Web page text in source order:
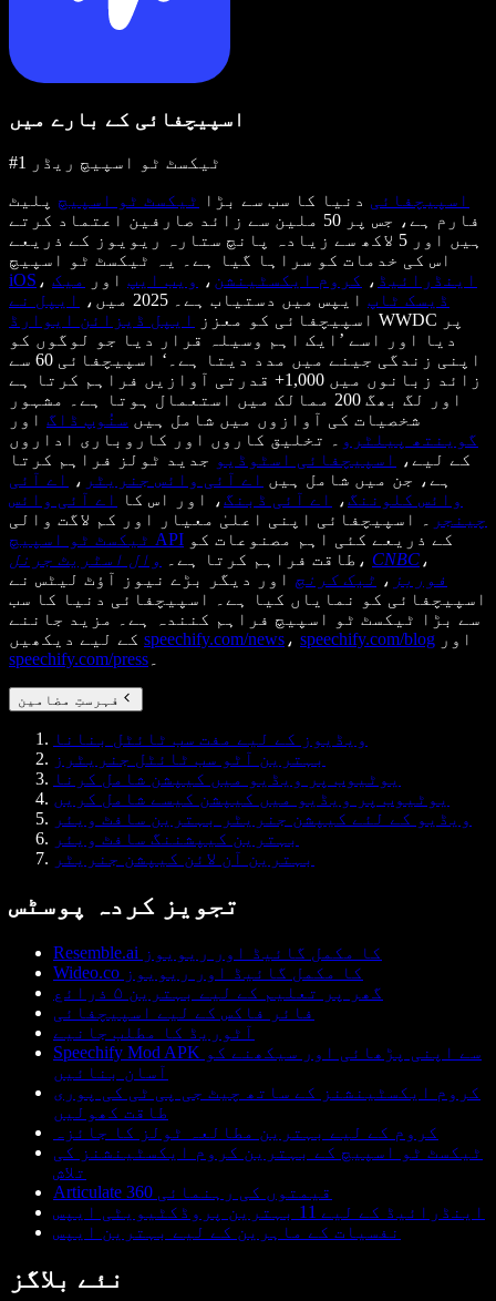
اسپیچفائی کے بارے میں
#1 ٹیکسٹ ٹو اسپیچ ریڈر
اسپیچفائی دنیا کا سب سے بڑا ٹیکسٹ ٹو اسپیچ پلیٹ
فارم ہے، جس پر 50 ملین سے زائد صارفین اعتماد کرتے
ہیں اور 5 لاکھ سے زیادہ پانچ ستارہ ریویوز کے ذریعے
اس کی خدمات کو سراہا گیا ہے۔ یہ ٹیکسٹ ٹو اسپیچ
iOS ، اینڈرائیڈ ، کروم ایکسٹینشن ، ویب ایپ اور
میک
ڈیسک ٹاپ ایپس میں دستیاب ہے۔ 2025 میں،
ایپل نے
اسپیچفائی کو معزز
ایپل ڈیزائن ایوارڈ
WWDC پر
دیا اور اسے ’ایک اہم وسیلہ قرار دیا جو لوگوں کو
اپنی زندگی جینے میں مدد دیتا ہے۔‘ اسپیچفائی 60 سے
زائد زبانوں میں 1,000+ قدرتی آوازیں فراہم کرتا ہے
اور لگ بھگ 200 ممالک میں استعمال ہوتا ہے۔ مشہور
شخصیات کی آوازوں میں شامل ہیں سنُوپ ڈاگ اور
گوینتھ پیلٹرو
۔ تخلیق کاروں اور کاروباری اداروں
کے لیے،
اسپیچفائی اسٹوڈیو جدید ٹولز فراہم کرتا
ہے، جن میں شامل ہیں اے آئی وائس جنریٹر ،
اے آئی
وائس کلوننگ، اے آئی ڈبنگ، اور اس کا
اے آئی وائس
چینجر
۔ اسپیچفائی اپنی اعلیٰ معیار اور کم لاگت والی
ٹیکسٹ ٹو اسپیچ API
طاقت فراہم کرتا ہے۔
وال اسٹریٹ جرنل ، CNBC ،
فوربز ، ٹیک کرنچ اور دیگر بڑے نیوز آؤٹ لیٹس نے
اسپیچفائی کو نمایاں کیا ہے۔ اسپیچفائی دنیا کا سب
سے بڑا ٹیکسٹ ٹو اسپیچ فراہم کنندہ ہے۔ مزید جاننے
speechify.com/news ، speechify.com/blog اور
speechify.com/press
فہرستِ مضامین
ویڈیوز کے لیے مفت سب ٹائٹل بنانا
بہترین آٹو سب ٹائٹل جنریٹرز
یوٹیوب پر ویڈیو میں کیپشن شامل کرنا
یوٹیوب پر ویڈیو میں کیپشن کیسے شامل کریں
ویڈیو کے لئے کیپشن جنریٹر بہترین سافٹ ویئر
بہترین کیپشننگ سافٹ ویئر
بہترین آن لائن کیپشن جنریٹر
تجویز کردہ پوسٹس
Resemble.ai کا مکمل گائیڈ اور ریویوز
Wideo.co کا مکمل گائیڈ اور ریویوز
گھر پر تعلیم کے لیے بہترین ۵ ذرائع
فائر فاکس کے لیے اسپیچفائی
آٹوریڈ کا مطلب جانیے
Speechify Mod APK سے اپنی پڑھائی اور سیکھنے کو
آسان بنائیں
کروم ایکسٹینشنز کے ساتھ چیٹ جی پی ٹی کی پوری
طاقت کھولیں
کروم کے لیے بہترین مطالعہ ٹولز کا جائزہ
ٹیکسٹ ٹو اسپیچ کے بہترین کروم ایکسٹینشنز کی
تلاش
Articulate 360 قیمتوں کی رہنمائی
اینڈرائیڈ کے لیے 11 بہترین پروڈکٹیویٹی ایپس
نفسیات کے ماہرین کے لیے بہترین ایپس
نئے بلاگز